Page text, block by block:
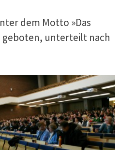
dem Motto »Das
geboten, unterteilt nach